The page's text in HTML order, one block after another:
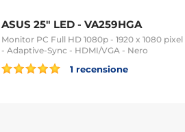
ASUS 25" LED - VA259HGA
Monitor PC Full HD 1080p - 1920 x 1080 pixel
- Adaptive-Sync - HDMI/VGA - Nero
1 recensione